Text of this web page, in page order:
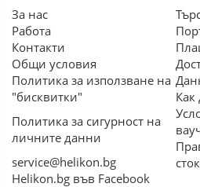
За нас
Работа
Контакти
Общи условия
Политика за използване на
"бисквитки"
Политика за сигурност на
личните данни
service@helikon.bg
Helikon.bg във Facebook
Как